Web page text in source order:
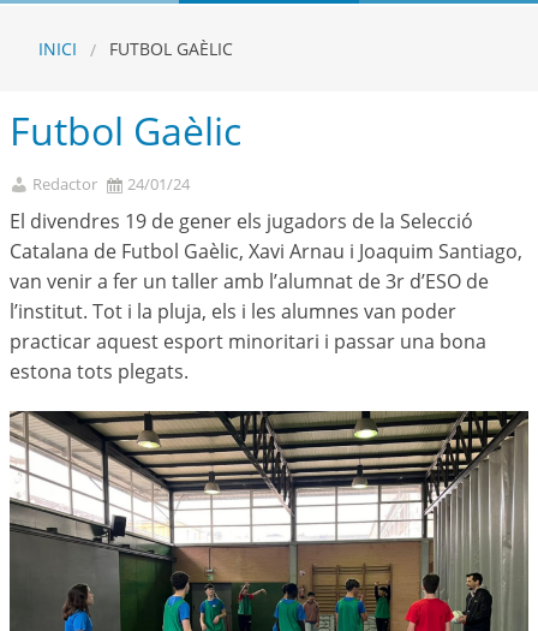
INICI FUTBOL GAÈLIC
Futbol Gaèlic
Redactor 24/01/24
El divendres 19 de gener els jugadors de la Selecció
Catalana de Futbol Gaèlic, Xavi Arnau i Joaquim Santiago,
van venir a fer un taller amb l’alumnat de 3r d’ESO de
l’institut. Tot i la pluja, els i les alumnes van poder
practicar aquest esport minoritari i passar una bona
estona tots plegats.